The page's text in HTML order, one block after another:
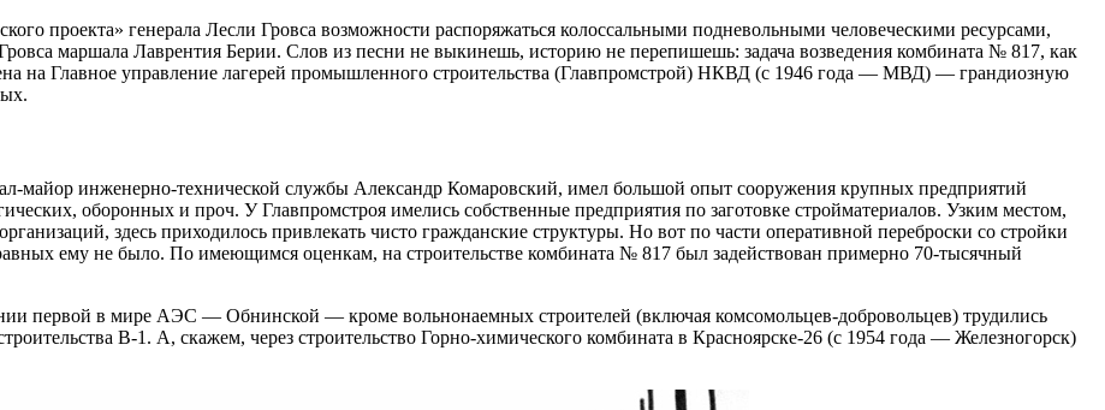
проекта» генерала Лесли Гровса возможности распоряжаться колоссальными подневольными человеческими ресурсами,
Гровса маршала Лаврентия Берии. Слов из песни не выкинешь, историю не перепишешь: задача возведения комбината № 817, как
на Главное управление лагерей промышленного строительства (Главпромстрой) НКВД (с 1946 года — МВД) — ​грандиозную
майор инженерно-технической службы Александр Комаровский, имел большой опыт сооружения крупных предприятий
оборонных и проч. У Главпромстроя имелись собственные предприятия по заготовке стройматериалов. Узким местом,
здесь приходилось привлекать чисто гражданские структуры. Но вот по части оперативной переброски со стройки
ему не было. По имеющимся оценкам, на строительстве комбината № 817 был задействован примерно 70-тысячный
первой в мире АЭС — ​Обнинской — ​кроме вольнонаемных строителей (включая комсомольцев-добровольцев) трудились
В‑1. А, скажем, через строительство Горно-химического комбината в Красноярске‑26 (с 1954 года — Железногорск)